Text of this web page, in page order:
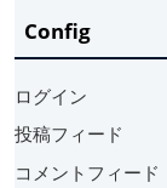
Config
ログイン
投稿フィード
コメントフィード